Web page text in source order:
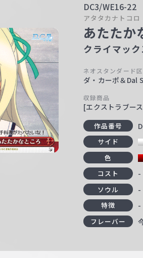
DC3/WE16-22
アタタカナトコロ
あたたか
クライマック
ネオスタンダード
ダ・カーポ＆Dal
収録商品
[エクストラブー
作品番号
サイド
色
コスト -
ソウル -
特徴
-
フレーバー